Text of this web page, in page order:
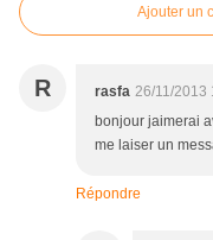
Ajouter un
R rasfa 26/11/2013
bonjour jaimerai
me laiser un
Répondre